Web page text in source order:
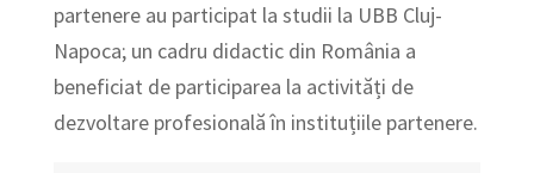
partenere au participat la studii la UBB Cluj-
Napoca; un cadru didactic din România a
beneficiat de participarea la activități de
dezvoltare profesională în instituțiile partenere.